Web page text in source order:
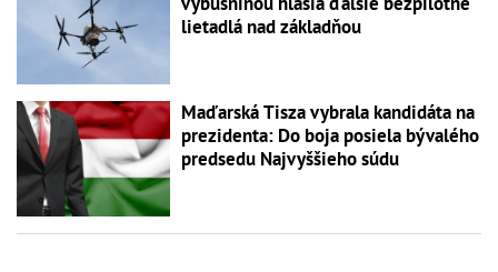
lietadlá nad základňou
Maďarská Tisza vybrala kandidáta na
prezidenta: Do boja posiela bývalého
predsedu Najvyššieho súdu